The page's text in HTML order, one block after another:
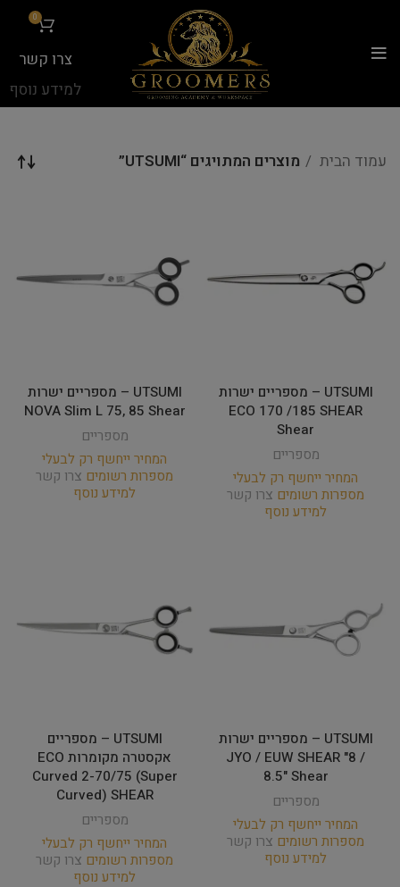
0
צרו קשר
למידע נוסף
עמוד הבית מוצרים המתויגים “UTSUMI”
UTSUMI – מספריים ישרות
ECO 170 /185 SHEAR
Shear
מספריים
המחיר ייחשף רק לבעלי
מספרות רשומים צרו קשר
למידע נוסף
UTSUMI – מספריים ישרות
NOVA Slim L 75, 85 Shear
מספריים
המחיר ייחשף רק לבעלי
מספרות רשומים צרו קשר
למידע נוסף
UTSUMI – מספריים ישרות
JYO / EUW SHEAR "8 /
8.5" Shear
מספריים
המחיר ייחשף רק לבעלי
מספרות רשומים צרו קשר
למידע נוסף
UTSUMI – מספריים
אקסטרה מקומרות ECO
Curved 2-70/75 (Super
Curved) SHEAR
מספריים
המחיר ייחשף רק לבעלי
מספרות רשומים צרו קשר
למידע נוסף